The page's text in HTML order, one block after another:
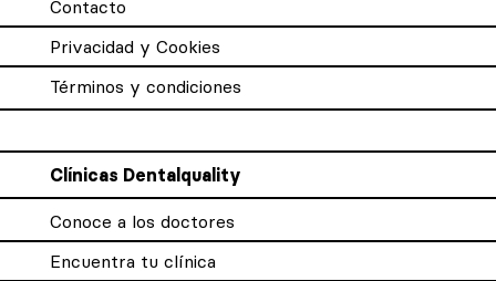
Contacto
Privacidad y Cookies
Términos y condiciones
Clínicas Dentalquality
Conoce a los doctores
Encuentra tu clínica